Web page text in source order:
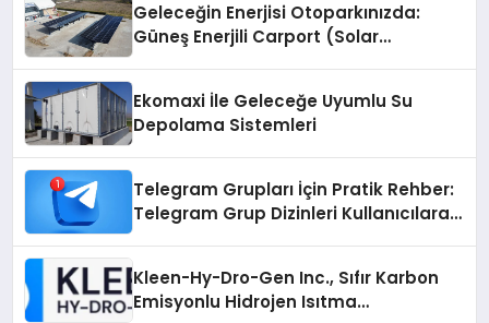
Geleceğin Enerjisi Otoparkınızda:
Güneş Enerjili Carport (Solar
Ekomaxi İle Geleceğe Uyumlu Su
Depolama Sistemleri
Telegram Grupları İçin Pratik Rehber:
Telegram Grup Dizinleri Kullanıcılara
Kleen-Hy-Dro-Gen Inc., Sıfır Karbon
Emisyonlu Hidrojen Isıtma